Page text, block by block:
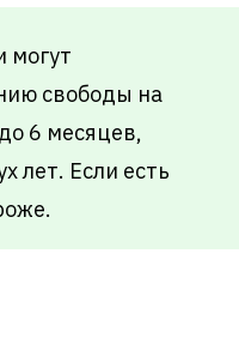
могут
свободы на
6 месяцев,
лет. Если есть